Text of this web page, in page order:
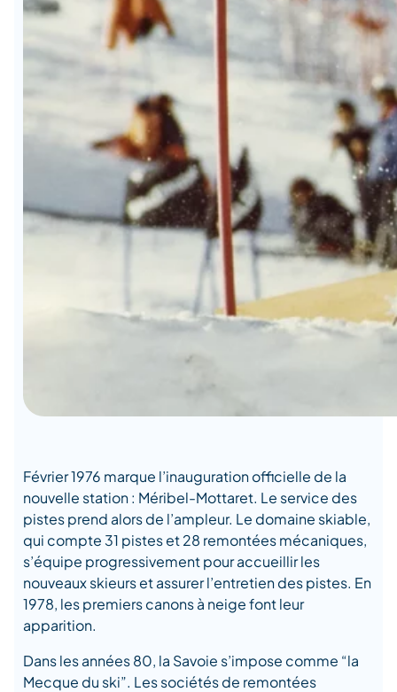
Février 1976 marque l’inauguration officielle de la
nouvelle station : Méribel-Mottaret. Le service des
pistes prend alors de l’ampleur. Le domaine skiable,
qui compte 31 pistes et 28 remontées mécaniques,
s’équipe progressivement pour accueillir les
nouveaux skieurs et assurer l’entretien des pistes. En
1978, les premiers canons à neige font leur
apparition.
Dans les années 80, la Savoie s’impose comme “la
Mecque du ski”. Les sociétés de remontées